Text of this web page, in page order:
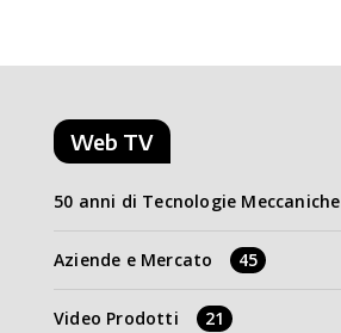
Web TV
50 anni di Tecnologie Meccaniche
Aziende e Mercato 45
Video Prodotti 21